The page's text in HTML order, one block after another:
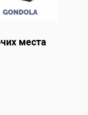
места